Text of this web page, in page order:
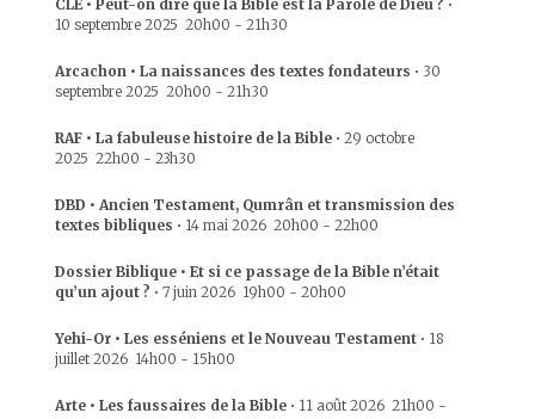
CLE • Peut-on dire que la Bible est la Parole de Dieu ? •
10 septembre 2025 20h00 - 21h30
Arcachon • La naissances des textes fondateurs • 30
septembre 2025 20h00 - 21h30
RAF • La fabuleuse histoire de la Bible • 29 octobre
2025 22h00 - 23h30
DBD • Ancien Testament, Qumrân et transmission des
textes bibliques • 14 mai 2026 20h00 - 22h00
Dossier Biblique • Et si ce passage de la Bible n’était
qu’un ajout ? • 7 juin 2026 19h00 - 20h00
Yehi-Or • Les esséniens et le Nouveau Testament • 18
juillet 2026 14h00 - 15h00
Arte • Les faussaires de la Bible • 11 août 2026 21h00 -